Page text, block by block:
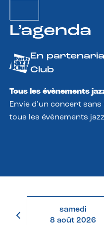
L’agenda
En
Club
Tous les évènements
Envie d’un concert
tous les évènements
samedi
8 août 2026